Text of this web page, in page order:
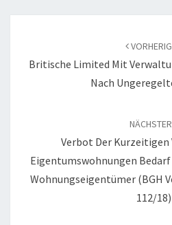
Britische Limited Mit
Nach
NÄCHSTER
Verbot Der Kurzeitigen
Eigentumswohnungen
Wohnungseigentümer (BGH
112/18)